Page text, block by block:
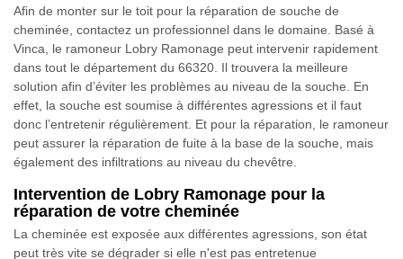
Afin de monter sur le toit pour la réparation de souche de
cheminée, contactez un professionnel dans le domaine. Basé à
Vinca, le ramoneur Lobry Ramonage peut intervenir rapidement
dans tout le département du 66320. Il trouvera la meilleure
solution afin d’éviter les problèmes au niveau de la souche. En
effet, la souche est soumise à différentes agressions et il faut
donc l’entretenir régulièrement. Et pour la réparation, le ramoneur
peut assurer la réparation de fuite à la base de la souche, mais
également des infiltrations au niveau du chevêtre.
Intervention de Lobry Ramonage pour la
réparation de votre cheminée
La cheminée est exposée aux différentes agressions, son état
peut très vite se dégrader si elle n'est pas entretenue